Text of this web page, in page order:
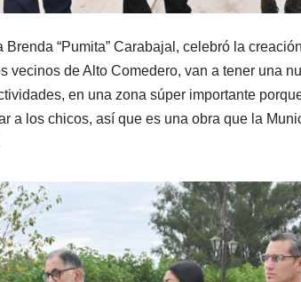
“Pumita” Carabajal, celebró la
vecinos de Alto Comedero, van a tener una
en una zona súper importante
a los chicos, así que es una obra que la